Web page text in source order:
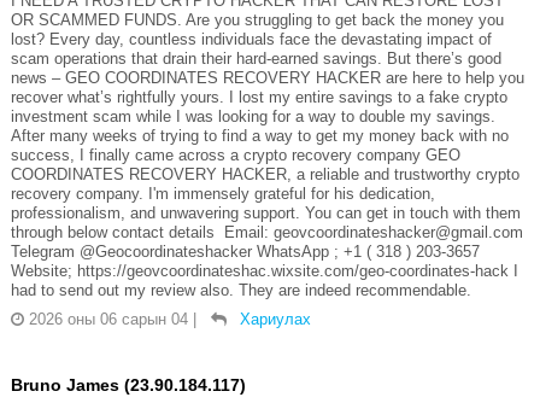
OR SCAMMED FUNDS. Are you struggling to get back the money you
lost? Every day, countless individuals face the devastating impact of
scam operations that drain their hard-earned savings. But there’s good
news – GEO COORDINATES RECOVERY HACKER are here to help you
recover what’s rightfully yours. I lost my entire savings to a fake crypto
investment scam while I was looking for a way to double my savings.
After many weeks of trying to find a way to get my money back with no
success, I finally came across a crypto recovery company GEO
COORDINATES RECOVERY HACKER, a reliable and trustworthy crypto
recovery company. I'm immensely grateful for his dedication,
professionalism, and unwavering support. You can get in touch with them
through below contact details Email: geovcoordinateshacker@gmail.com
Telegram @Geocoordinateshacker WhatsApp ; +1 ( 318 ) 203-3657
Website; https://geovcoordinateshac.wixsite.com/geo-coordinates-hack I
had to send out my review also. They are indeed recommendable.
2026 оны 06 сарын 04 | Хариулах
Bruno James (23.90.184.117)